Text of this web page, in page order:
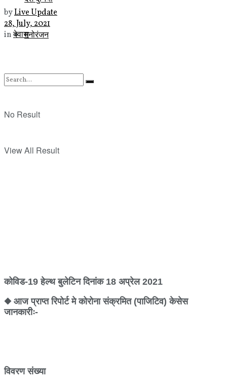
मनोरंजन
No Result
View All Result
byLive Update
28, July, 2021
inदेवास
कोविड-19 हेल्थ बुलेटिन दिनांक 18 अप्रेल 2021
◆ आज प्राप्‍त रिपोर्ट मे कोरोना संक्रमित (पाजिटिव) केसेस
जानकारीः-
विवरण संख्या